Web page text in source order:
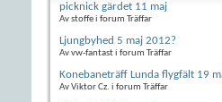
picknick gärdet 11 maj
Av stoffe i forum Träffar
Ljungbyhed 5 maj 2012?
Av vw-fantast i forum Träffar
Konebaneträff Lunda flygfält 19
Av Viktor Cz. i forum Träffar